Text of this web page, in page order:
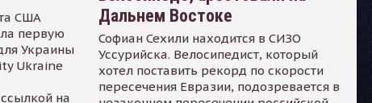
США
первую
Украины
Ukraine
на
Дальнем Востоке
Софиан Сехили находится в СИЗО
Уссурийска. Велосипедист, который
хотел поставить рекорд по скорости
пересечения Евразии, подозревается в